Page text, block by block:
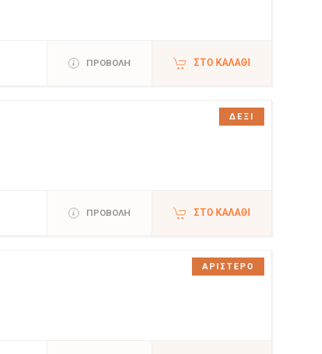
ΠΡΟΒΟΛΗ ΣΤΟ ΚΑΛΆΘΙ
ΠΡΟΒΟΛΗ ΣΤΟ ΚΑΛΆΘΙ
ΔΕΞΙ
ΑΡΙΣΤΕΡΟ